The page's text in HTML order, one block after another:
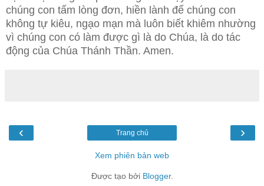
chúng con tấm lòng đơn, hiền lành để chúng con
không tự kiêu, ngạo mạn mà luôn biết khiêm nhường
vì chúng con có làm được gì là do Chúa, là do tác
động của Chúa Thánh Thần. Amen.
‹ ›
Trang chủ
Xem phiên bản web
Được tạo bởi Blogger.